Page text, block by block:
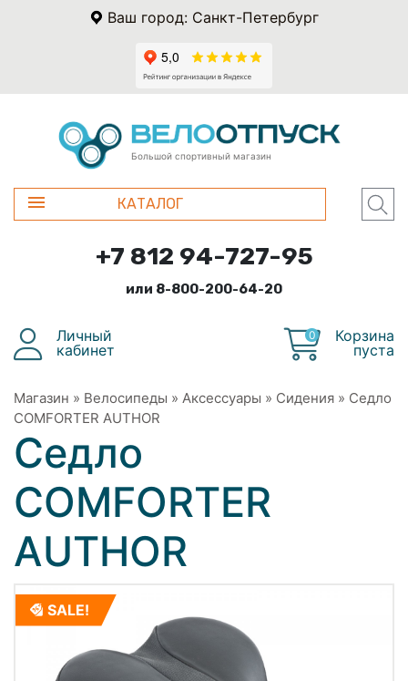
Ваш город: Санкт-Петербург
Большой спортивный магазин
КАТАЛОГ
+7 812 94-727-95
или 8-800-200-64-20
Личный
кабинет
0
Корзина
пуста
Магазин » Велосипеды » Аксессуары » Сидения » Седло
COMFORTER AUTHOR
Седло
COMFORTER
AUTHOR
SALE!